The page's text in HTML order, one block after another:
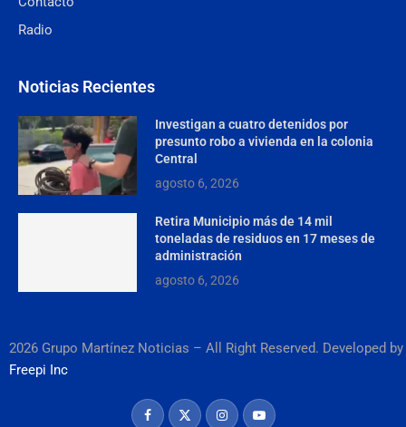
Radio
Noticias Recientes
Investigan a cuatro detenidos por
presunto robo a vivienda en la colonia
Central
agosto 6, 2026
Retira Municipio más de 14 mil
toneladas de residuos en 17 meses de
administración
agosto 6, 2026
2026 Grupo Martínez Noticias – All Right Reserved. Developed by
Freepi Inc